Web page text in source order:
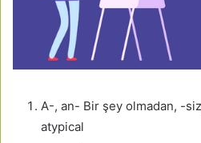
A-, an- Bir şey olmadan, -
atypical